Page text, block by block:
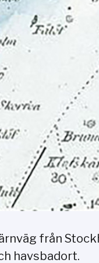
från
havsbadort.